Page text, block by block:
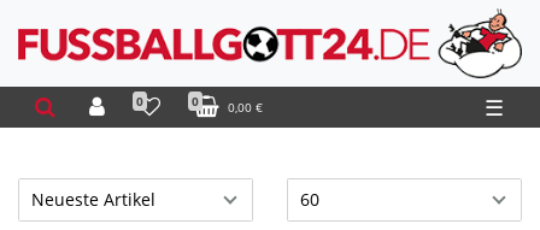
0 0 0,00 € ☰